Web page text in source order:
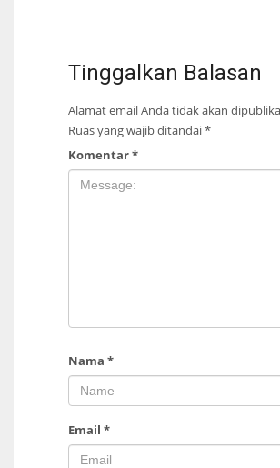
Tinggalkan Balasan
Alamat email Anda tidak akan
Ruas yang wajib ditandai*
Komentar*
Nama *
Email *